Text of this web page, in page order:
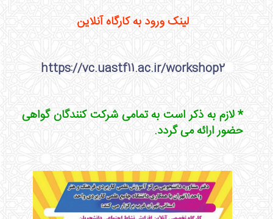
لینک ورود به کارگاه آنلاین
https://vc.uastf11.ac.ir/workshop2
* لازم به ذکر است به تمامی شرکت کنندگان گواهی
حضور ارائه می گردد.